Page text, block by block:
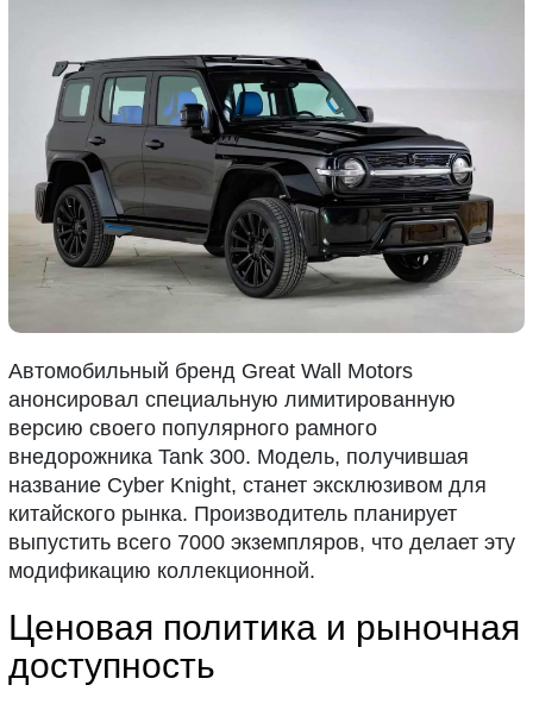
Автомобильный бренд Great Wall Motors
анонсировал специальную лимитированную
версию своего популярного рамного
внедорожника Tank 300. Модель, получившая
название Cyber Knight, станет эксклюзивом для
китайского рынка. Производитель планирует
выпустить всего 7000 экземпляров, что делает эту
модификацию коллекционной.
Ценовая политика и рыночная
доступность